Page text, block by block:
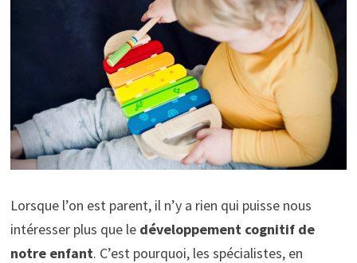
Lorsque l’on est parent, il n’y a rien qui puisse nous
intéresser plus que le développement cognitif de
notre enfant. C’est pourquoi, les spécialistes, en